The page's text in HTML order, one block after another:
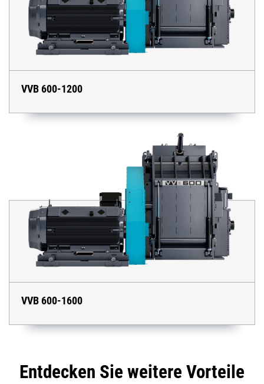
VVB 600-1200
VVB 600-1600
Entdecken Sie weitere Vorteile